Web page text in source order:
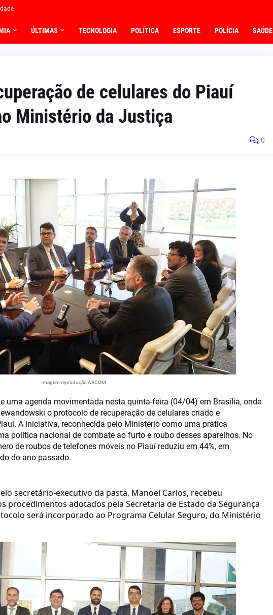
ÚLTIMAS TECNOLOGIA POLÍTICA ESPORTE POLÍCIA SAÚDE
de celulares do Piauí
Ministério da Justiça
0
Imagem reprodução ASCOM
uma agenda movimentada nesta quinta-feira (04/04) em Brasília, onde
o protocolo de recuperação de celulares criado e
A iniciativa, reconhecida pelo Ministério como uma prática
política nacional de combate ao furto e roubo desses aparelhos. No
de roubos de telefones móveis no Piauí reduziu em 44%, em
do ano passado.
secretário-executivo da pasta, Manoel Carlos, recebeu
procedimentos adotados pela Secretaria de Estado da Segurança
será incorporado ao Programa Celular Seguro, do Ministério